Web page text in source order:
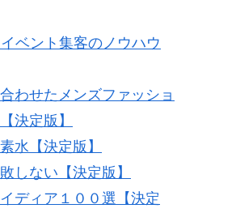
ベント集客のノウハウ
わせたメンズファッショ
決定版】
水【決定版】
しない【決定版】
ディア１００選【決定